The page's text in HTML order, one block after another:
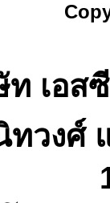
ท เอส
วงศ์